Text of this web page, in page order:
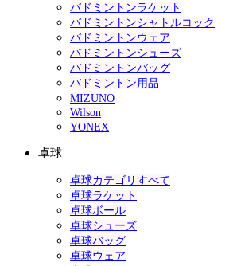
バドミントンラケット
バドミントンシャトルコック
バドミントンウェア
バドミントンシューズ
バドミントンバッグ
バドミントン用品
MIZUNO
Wilson
YONEX
卓球
卓球カテゴリすべて
卓球ラケット
卓球ボール
卓球シューズ
卓球バッグ
卓球ウェア